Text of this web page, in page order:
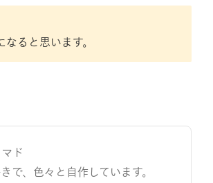
ると思います。
ド
で、色々と自作しています。